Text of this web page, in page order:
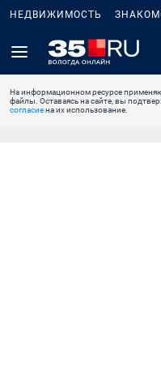
НЕДВИЖИМОСТЬ
На информационном ресурсе
файлы. Оставаясь на сайте, вы
согласиена их использование.